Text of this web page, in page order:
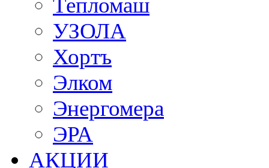
Тепломаш
УЗОЛА
Хортъ
Элком
Энергомера
ЭРА
АКЦИИ